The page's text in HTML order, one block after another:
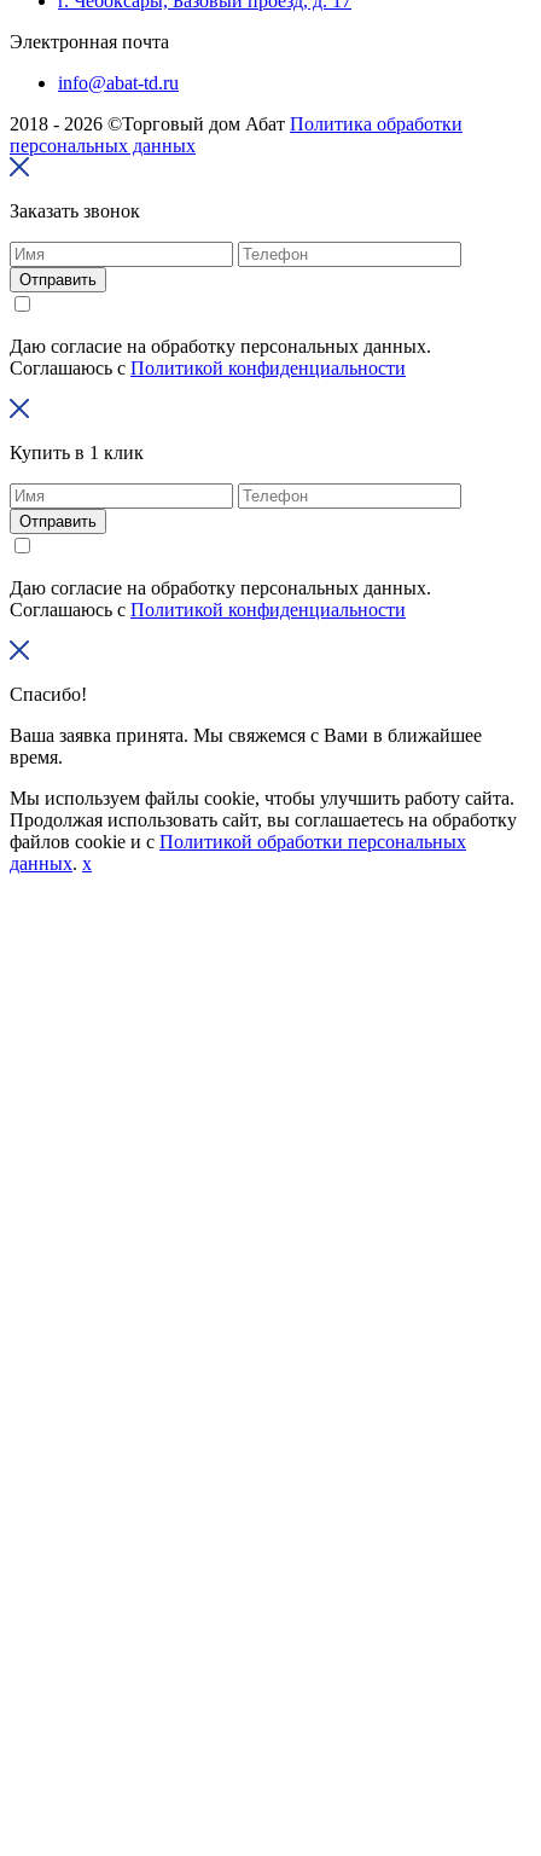
Электронная почта
info@abat-td.ru
2018 - 2026 ©Торговый дом Абат Политика обработки
персональных данных
Заказать звонок
Отправить
Даю согласие на обработку персональных данных.
Соглашаюсь с Политикой конфиденциальности
Купить в 1 клик
Отправить
Даю согласие на обработку персональных данных.
Соглашаюсь с Политикой конфиденциальности
Спасибо!
Ваша заявка принята. Мы свяжемся с Вами в ближайшее
время.
Мы используем файлы cookie, чтобы улучшить работу сайта.
Продолжая использовать сайт, вы соглашаетесь на обработку
файлов cookie и с Политикой обработки персональных
данных. x